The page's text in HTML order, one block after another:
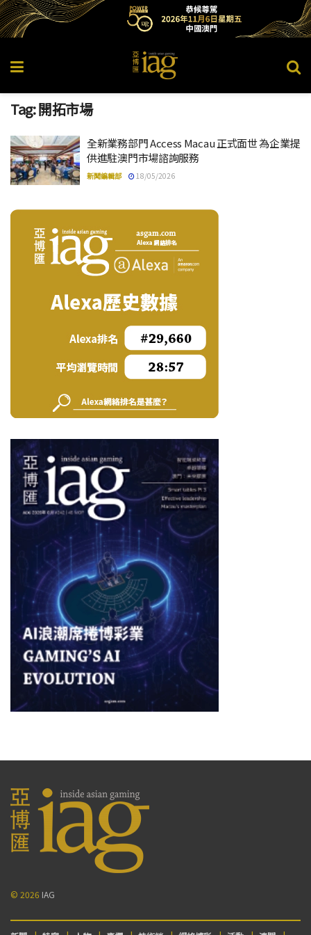
Tag:開拓市場
全新業務部門 Access Macau 正式面世 為企業提
供進駐澳門市場諮詢服務
新聞編輯部 18/05/2026
© 2026 IAG